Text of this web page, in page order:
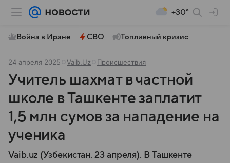
+30°
Война в Иране СВО Топливный кризис
24 апреля 2025 Vaib.Uz Происшествия
Учитель шахмат в частной
школе в Ташкенте заплатит
1,5 млн сумов за нападение на
ученика
Vaib.uz (Узбекистан. 23 апреля). В Ташкенте